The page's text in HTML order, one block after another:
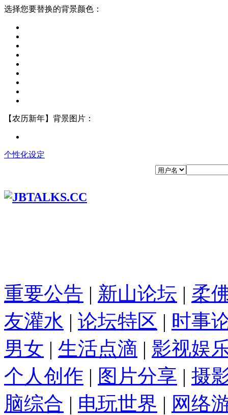
选择您要替换的背景颜色：
【农历新年】背景图片：
个性化设定
重要公告 | 新山论坛 | 柔
友灌水 | 论坛特区 | 时事
男女 | 生活点滴 | 影视娱
个人创作 | 图片分享 | 摄
脑综合 | 电玩世界 | 网络